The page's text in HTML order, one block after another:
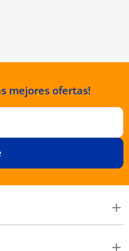
mejores ofertas!